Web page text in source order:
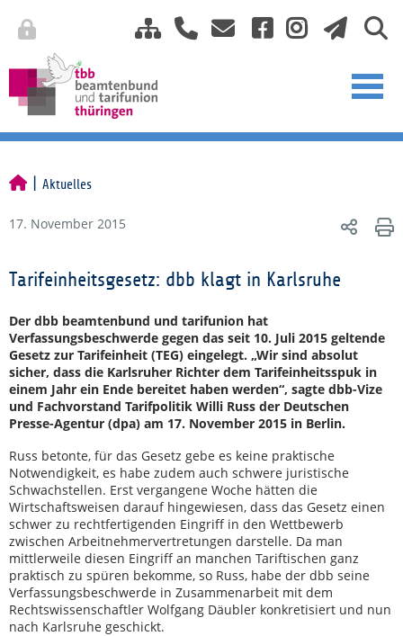
Aktuelles
17. November 2015
Tarifeinheitsgesetz: dbb klagt in Karlsruhe
Der dbb beamtenbund und tarifunion hat
Verfassungsbeschwerde gegen das seit 10. Juli 2015 geltende
Gesetz zur Tarifeinheit (TEG) eingelegt. „Wir sind absolut
sicher, dass die Karlsruher Richter dem Tarifeinheitsspuk in
einem Jahr ein Ende bereitet haben werden“, sagte dbb-Vize
und Fachvorstand Tarifpolitik Willi Russ der Deutschen
Presse-Agentur (dpa) am 17. November 2015 in Berlin.
Russ betonte, für das Gesetz gebe es keine praktische
Notwendigkeit, es habe zudem auch schwere juristische
Schwachstellen. Erst vergangene Woche hätten die
Wirtschaftsweisen darauf hingewiesen, dass das Gesetz einen
schwer zu rechtfertigenden Eingriff in den Wettbewerb
zwischen Arbeitnehmervertretungen darstelle. Da man
mittlerweile diesen Eingriff an manchen Tariftischen ganz
praktisch zu spüren bekomme, so Russ, habe der dbb seine
Verfassungsbeschwerde in Zusammenarbeit mit dem
Rechtswissenschaftler Wolfgang Däubler konkretisiert und nun
nach Karlsruhe geschickt.